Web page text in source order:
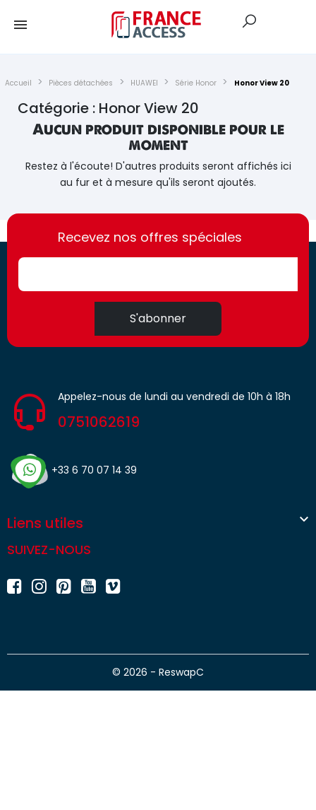
Accueil Pièces détachées HUAWEI Série Honor Honor View 20
Catégorie : Honor View 20
Aucun produit disponible pour le
moment
Restez à l'écoute! D'autres produits seront affichés ici
au fur et à mesure qu'ils seront ajoutés.
https://france-
access.fr
https://france-
access.fr
Recevez nos offres spéciales
S'abonner
Appelez-nous de lundi au vendredi de 10h à 18h
0751062619
+33 6 70 07 14 39
Liens utiles 
SUIVEZ-NOUS
© 2026 - ReswapC